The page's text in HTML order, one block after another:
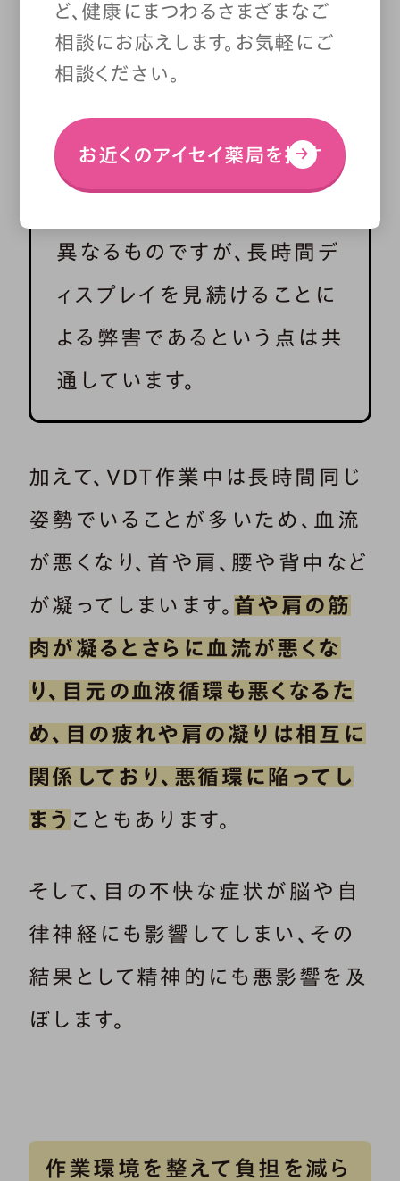
が変わらない画面を長時間
見続けることで毛様体筋が
凝り固まって、上手くピント
を合わせられなくなる状態
異なるものですが、長時間デ
ィスプレイを見続けることに
よる弊害であるという点は共
通しています。
加えて、VDT作業中は長時間同じ
姿勢でいることが多いため、血流
が悪くなり、首や肩、腰や背中など
が凝ってしまいます。 首や肩の筋
肉が凝るとさらに血流が悪くな
り、目元の血液循環も悪くなるた
め、目の疲れや肩の凝りは相互に
関係しており、悪循環に陥ってし
まう こともあります。
そして、目の不快な症状が脳や自
律神経にも影響してしまい、その
結果として精神的にも悪影響を及
ぼします。
作業環境を整えて負担を減ら
ど、健康にまつわるさまざまなご
相談にお応えします。お気軽にご
相談ください。
お近くのアイセイ薬局を探す